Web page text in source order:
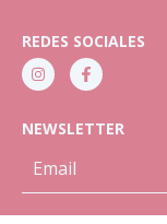
REDES SOCIALES
NEWSLETTER